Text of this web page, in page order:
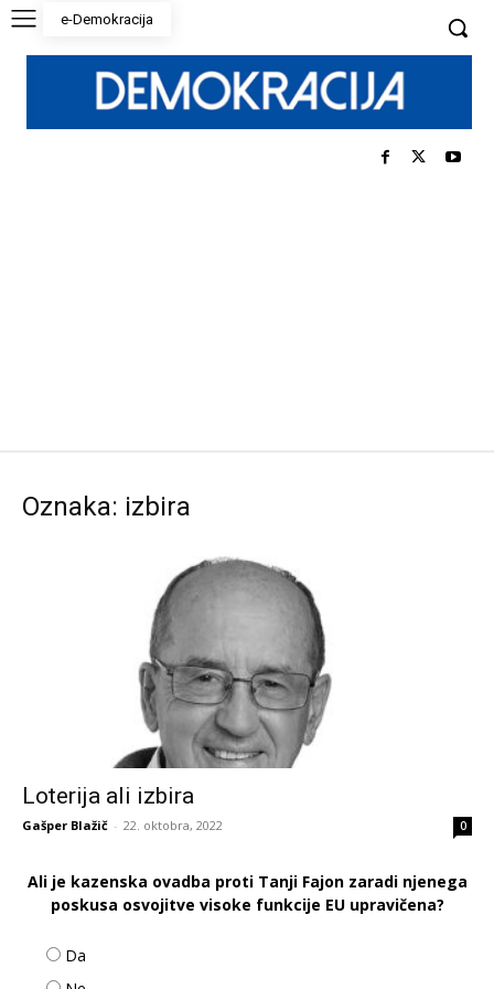
e-Demokracija
Oznaka: izbira
Loterija ali izbira
Gašper Blažič - 22. oktobra, 2022 0
Ali je kazenska ovadba proti Tanji Fajon zaradi njenega
poskusa osvojitve visoke funkcije EU upravičena?
Da